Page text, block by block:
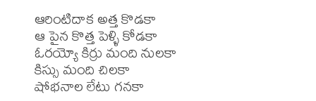
ఆరింటిదాక అత్త కొడకా
ఆ పైన కొత్త పెళ్ళి కోడకా
ఓరయ్యో కిర్రు మంది నులకా
కిస్సు మంది చిలకా
షోభనాల లేటు గనకా